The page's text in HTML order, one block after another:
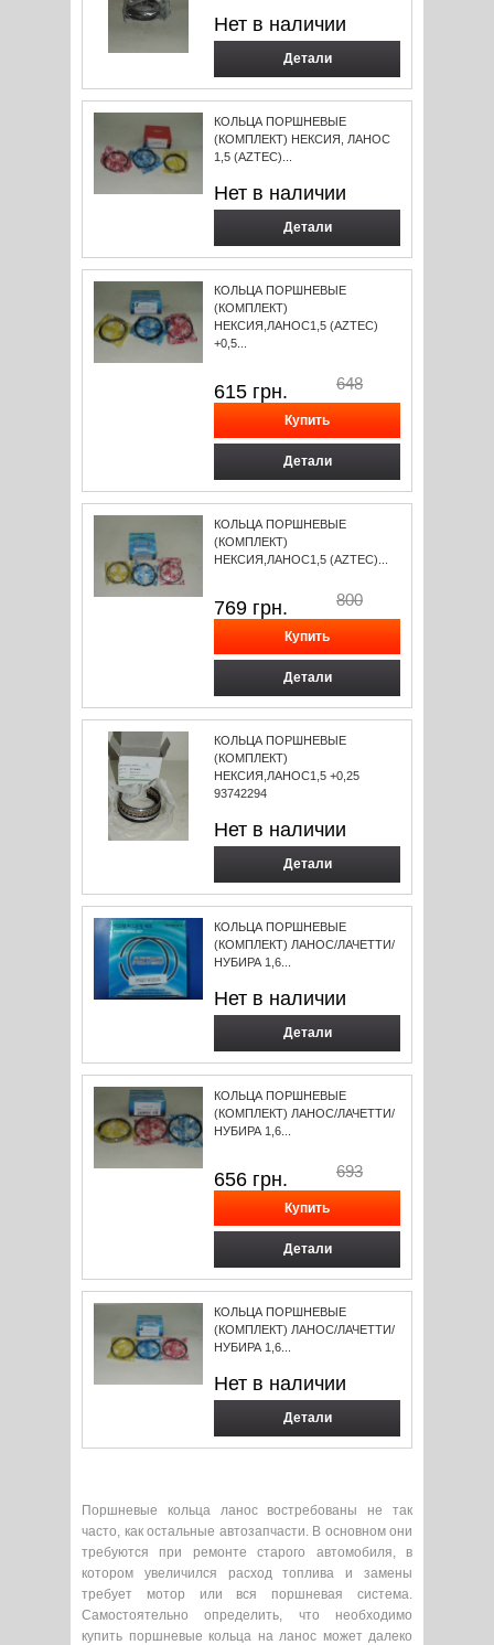
Нет в наличии
Детали
КОЛЬЦА ПОРШНЕВЫЕ
(КОМПЛЕКТ) НЕКСИЯ, ЛАНОС
1,5 (AZTEC)...
Нет в наличии
Детали
КОЛЬЦА ПОРШНЕВЫЕ
(КОМПЛЕКТ)
НЕКСИЯ,ЛАНОС1,5 (AZTEC)
+0,5...
615 грн. 648
Детали
КОЛЬЦА ПОРШНЕВЫЕ
(КОМПЛЕКТ)
НЕКСИЯ,ЛАНОС1,5 (AZTEC)...
769 грн. 800
Детали
КОЛЬЦА ПОРШНЕВЫЕ
(КОМПЛЕКТ)
НЕКСИЯ,ЛАНОС1,5 +0,25
93742294
Нет в наличии
Детали
КОЛЬЦА ПОРШНЕВЫЕ
(КОМПЛЕКТ) ЛАНОС/ЛАЧЕТТИ/
НУБИРА 1,6...
Нет в наличии
Детали
КОЛЬЦА ПОРШНЕВЫЕ
(КОМПЛЕКТ) ЛАНОС/ЛАЧЕТТИ/
НУБИРА 1,6...
656 грн. 693
Детали
КОЛЬЦА ПОРШНЕВЫЕ
(КОМПЛЕКТ) ЛАНОС/ЛАЧЕТТИ/
НУБИРА 1,6...
Нет в наличии
Детали
Поршневые кольца ланос востребованы не так
часто, как остальные автозапчасти. В основном они
требуются при ремонте старого автомобиля, в
котором увеличился расход топлива и замены
требует мотор или вся поршневая система.
Самостоятельно определить, что необходимо
купить поршневые кольца на ланос может далеко